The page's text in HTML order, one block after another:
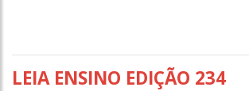
LEIA ENSINO EDIÇÃO 234